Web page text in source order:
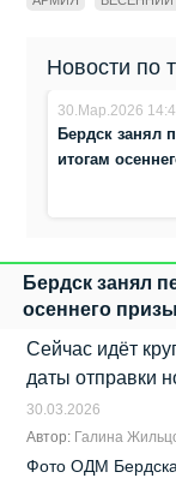
Новости по
30.Мар.2026
Бердск занял
итогам
Бердск занял
осеннего
Сейчас идёт
даты отправки
30.03.2026
Автор: Галина
Фото ОДМ